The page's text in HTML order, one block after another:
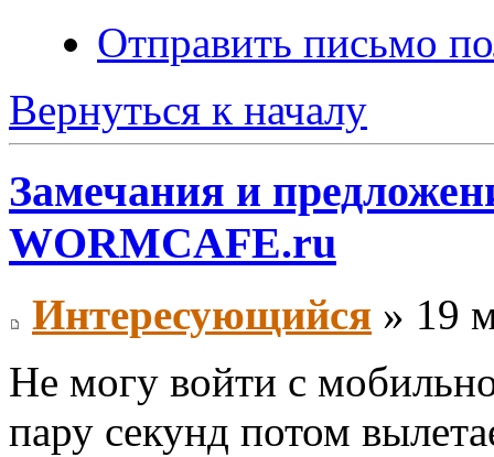
Отправить письмо
Вернуться к началу
Замечания и
WORMCAFE.ru
Интересующийся » 19
Не могу войти с
пару секунд потом